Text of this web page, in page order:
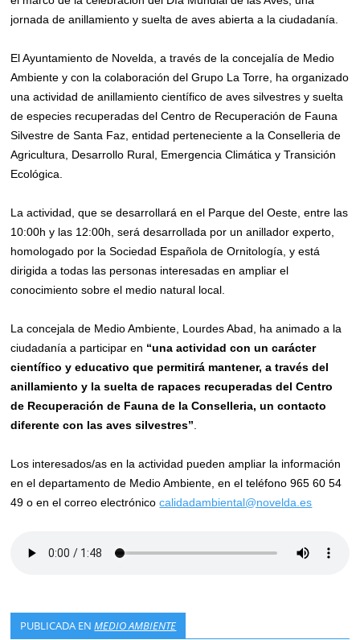
jornada de anillamiento y suelta de aves abierta a la ciudadanía.
El Ayuntamiento de Novelda, a través de la concejalía de Medio
Ambiente y con la colaboración del Grupo La Torre, ha organizado
una actividad de anillamiento científico de aves silvestres y suelta
de especies recuperadas del Centro de Recuperación de Fauna
Silvestre de Santa Faz, entidad perteneciente a la Conselleria de
Agricultura, Desarrollo Rural, Emergencia Climática y Transición
Ecológica.
La actividad, que se desarrollará en el Parque del Oeste, entre las
10:00h y las 12:00h, será desarrollada por un anillador experto,
homologado por la Sociedad Española de Ornitología, y está
dirigida a todas las personas interesadas en ampliar el
conocimiento sobre el medio natural local.
La concejala de Medio Ambiente, Lourdes Abad, ha animado a la
ciudadanía a participar en “una actividad con un carácter
científico y educativo que permitirá mantener, a través del
anillamiento y la suelta de rapaces recuperadas del Centro
de Recuperación de Fauna de la Conselleria, un contacto
diferente con las aves silvestres”
Los interesados/as en la actividad pueden ampliar la información
en el departamento de Medio Ambiente, en el teléfono 965 60 54
49 o en el correo electrónicocalidadambiental@novelda.es
PUBLICADA ENMEDIO AMBIENTE